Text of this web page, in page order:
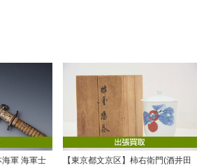
海軍 海軍士
【東京都文京区】柿右衛門(酒井田